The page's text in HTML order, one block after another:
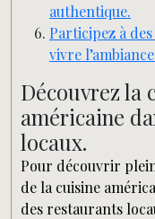
authentique.
Participez à
vivre
Découvrez la
américaine
locaux.
Pour découvrir
de la cuisine
des restaurants